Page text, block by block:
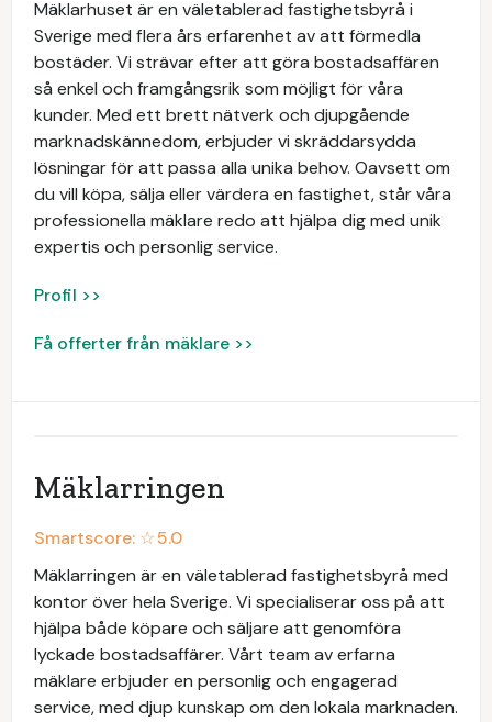
Mäklarhuset är en väletablerad fastighetsbyrå i
Sverige med flera års erfarenhet av att förmedla
bostäder. Vi strävar efter att göra bostadsaffären
så enkel och framgångsrik som möjligt för våra
kunder. Med ett brett nätverk och djupgående
marknadskännedom, erbjuder vi skräddarsydda
lösningar för att passa alla unika behov. Oavsett om
du vill köpa, sälja eller värdera en fastighet, står våra
professionella mäklare redo att hjälpa dig med unik
expertis och personlig service.
Profil >>
Få offerter från mäklare >>
Mäklarringen
Smartscore: ☆5.0
Mäklarringen är en väletablerad fastighetsbyrå med
kontor över hela Sverige. Vi specialiserar oss på att
hjälpa både köpare och säljare att genomföra
lyckade bostadsaffärer. Vårt team av erfarna
mäklare erbjuder en personlig och engagerad
service, med djup kunskap om den lokala marknaden.